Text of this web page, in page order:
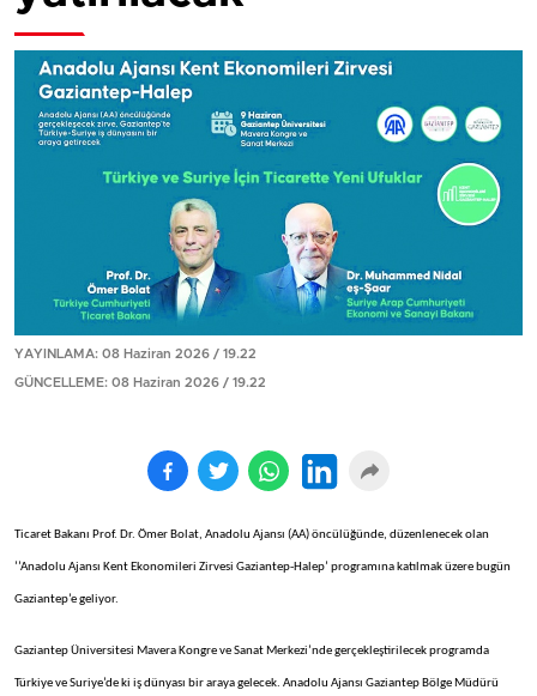
YAYINLAMA: 08 Haziran 2026 / 19.22
GÜNCELLEME: 08 Haziran 2026 / 19.22
Ticaret Bakanı Prof. Dr. Ömer Bolat, Anadolu Ajansı (AA) öncülüğünde, düzenlenecek olan
’’Anadolu Ajansı Kent Ekonomileri Zirvesi Gaziantep-Halep’ programına katılmak üzere bugün
Gaziantep’e geliyor.
Gaziantep Üniversitesi Mavera Kongre ve Sanat Merkezi’nde gerçekleştirilecek programda
Türkiye ve Suriye’de ki iş dünyası bir araya gelecek. Anadolu Ajansı Gaziantep Bölge Müdürü